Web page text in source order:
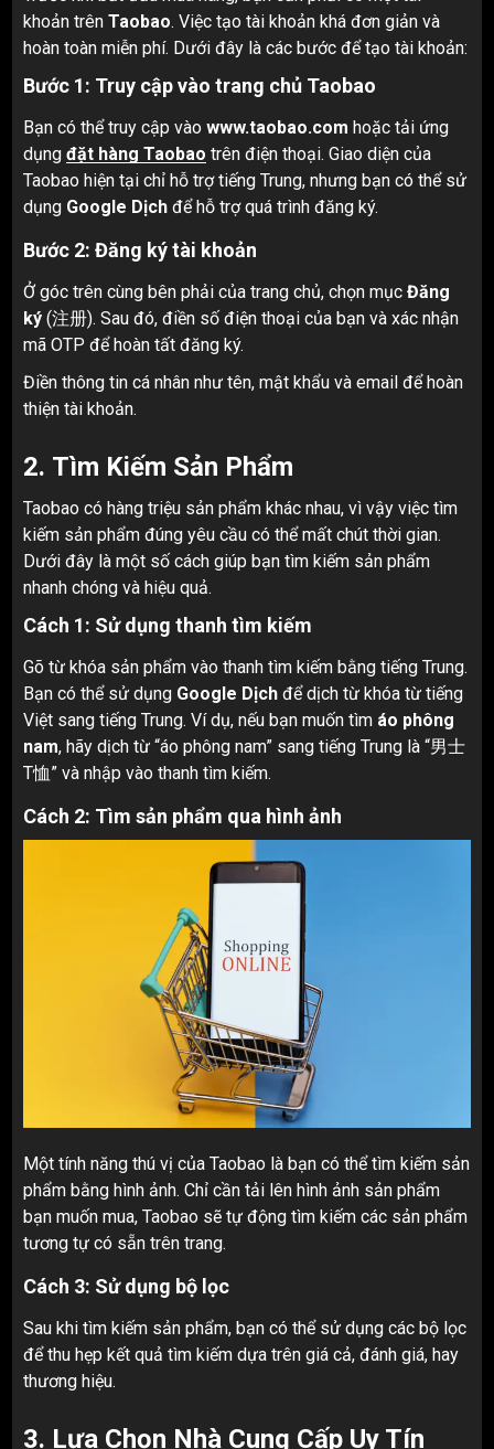
khoản trên Taobao. Việc tạo tài khoản khá đơn giản và
hoàn toàn miễn phí. Dưới đây là các bước để tạo tài khoản:
Bước 1: Truy cập vào trang chủ Taobao
Bạn có thể truy cập vào www.taobao.com hoặc tải ứng
dụng đặt hàng Taobao trên điện thoại. Giao diện của
Taobao hiện tại chỉ hỗ trợ tiếng Trung, nhưng bạn có thể sử
dụng Google Dịch để hỗ trợ quá trình đăng ký.
Bước 2: Đăng ký tài khoản
Ở góc trên cùng bên phải của trang chủ, chọn mục Đăng
ký (注册). Sau đó, điền số điện thoại của bạn và xác nhận
mã OTP để hoàn tất đăng ký.
Điền thông tin cá nhân như tên, mật khẩu và email để hoàn
thiện tài khoản.
2. Tìm Kiếm Sản Phẩm
Taobao có hàng triệu sản phẩm khác nhau, vì vậy việc tìm
kiếm sản phẩm đúng yêu cầu có thể mất chút thời gian.
Dưới đây là một số cách giúp bạn tìm kiếm sản phẩm
nhanh chóng và hiệu quả.
Cách 1: Sử dụng thanh tìm kiếm
Gõ từ khóa sản phẩm vào thanh tìm kiếm bằng tiếng Trung.
Bạn có thể sử dụng Google Dịch để dịch từ khóa từ tiếng
Việt sang tiếng Trung. Ví dụ, nếu bạn muốn tìm áo phông
nam, hãy dịch từ “áo phông nam” sang tiếng Trung là “男士
T恤” và nhập vào thanh tìm kiếm.
Cách 2: Tìm sản phẩm qua hình ảnh
Một tính năng thú vị của Taobao là bạn có thể tìm kiếm sản
phẩm bằng hình ảnh. Chỉ cần tải lên hình ảnh sản phẩm
bạn muốn mua, Taobao sẽ tự động tìm kiếm các sản phẩm
tương tự có sẵn trên trang.
Cách 3: Sử dụng bộ lọc
Sau khi tìm kiếm sản phẩm, bạn có thể sử dụng các bộ lọc
để thu hẹp kết quả tìm kiếm dựa trên giá cả, đánh giá, hay
thương hiệu.
3. Lựa Chọn Nhà Cung Cấp Uy Tín